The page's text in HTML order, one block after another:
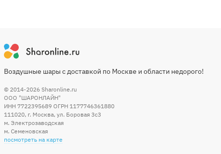
Воздушные шары с доставкой по Москве и области недорого!
© 2014-2026 Sharonline.ru
ООО "ШАРОНЛАЙН"
ИНН 7722395689 ОГРН 1177746361880
111020, г. Москва, ул. Боровая 3c3
м. Электрозаводская
м. Семеновская
посмотреть на карте